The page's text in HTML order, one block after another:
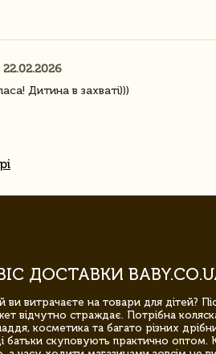
22.02.2026
Дитина в захваті)))
ДОСТАВКИ
ви витрачаєте на товари для дітей?
відчутно страждає. Потрібна
косметика та багато різних
батьки скуповують практично оптом.